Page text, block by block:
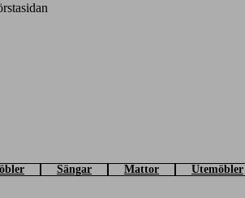
produkter
Sängar Mattor Utemöbler